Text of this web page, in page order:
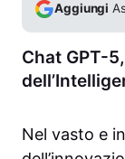
Aggiungi
Chat GPT-
Nel vasto e